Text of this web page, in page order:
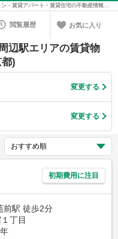
新宿御苑前駅（丸ノ内線）・他周辺駅エリアの賃貸マンション・賃貸アパート・賃貸住宅の不動産情報を検索！不動産賃貸の物件探しは、お部屋探しのエイブル
閲覧履歴 お気に入り
辺駅エリアの賃貸物
)
変更する
変更する
初期費用に注目
前駅 徒歩2分
丁目